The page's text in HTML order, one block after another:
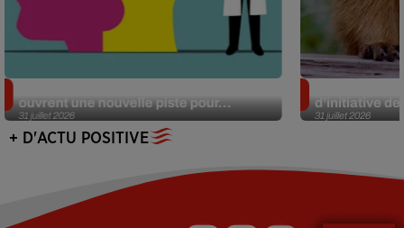
31 juillet 2026
ouvrent une nouvelle piste pour...
31 juillet 2026
d’initiative
+ D'ACTU POSITIVE